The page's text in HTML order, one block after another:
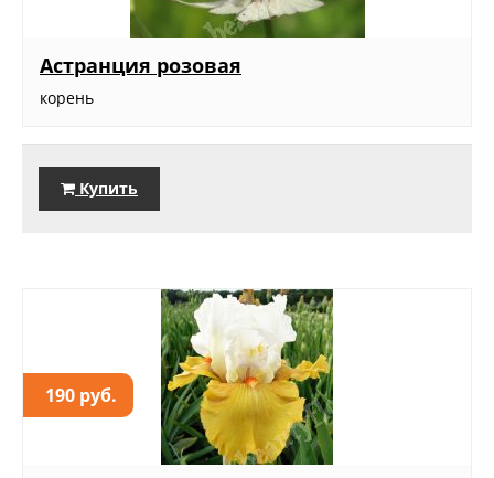
Астранция розовая
корень
Купить
190 руб.